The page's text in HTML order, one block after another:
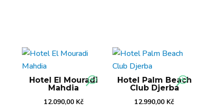
Hotel El Mouradi
Mahdia
12.090,00 Kč
Hotel Palm Beach
Club Djerba
12.990,00 Kč